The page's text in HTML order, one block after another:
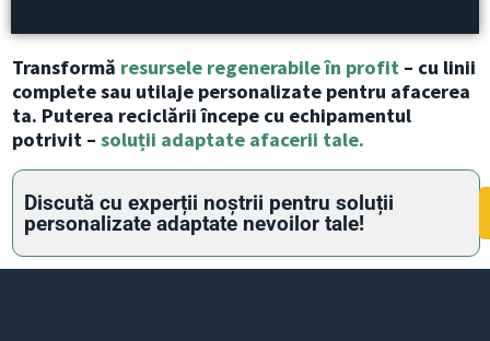
Transformă resursele regenerabile în profit – cu linii
complete sau utilaje personalizate pentru afacerea
ta. Puterea reciclării începe cu echipamentul
potrivit – soluții adaptate afacerii tale.
Discută cu experții noștrii pentru soluții
personalizate adaptate nevoilor tale!